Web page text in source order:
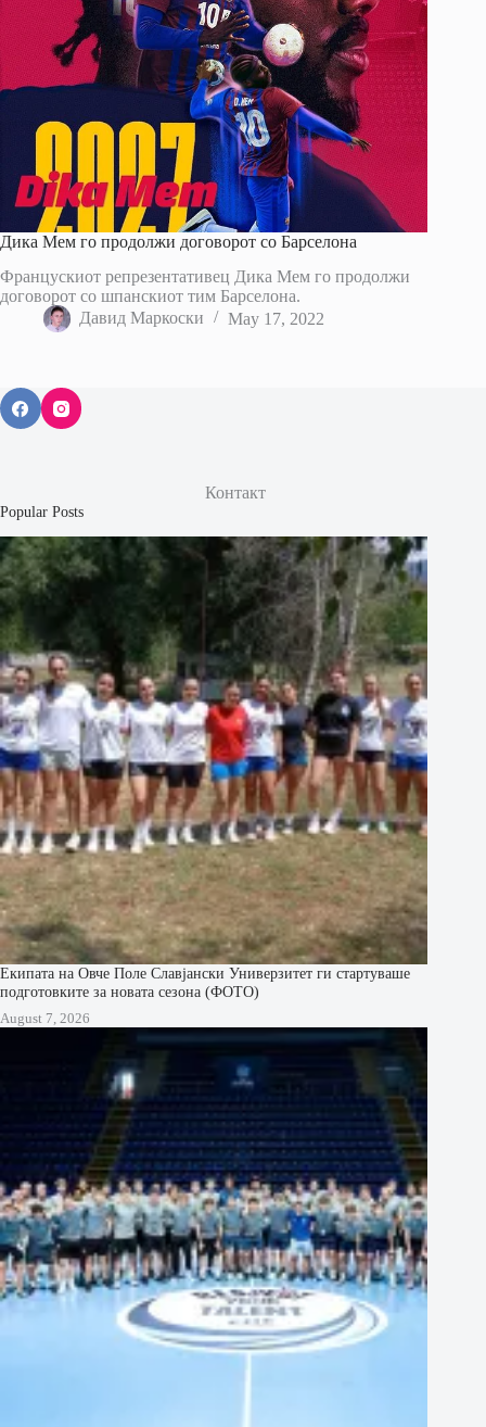
Дика Мем го продолжи договорот со Барселона
Францускиот репрезентативец Дика Мем го продолжи
договорот со шпанскиот тим Барселона.
Давид Маркоски
May 17, 2022
Контакт
Popular Posts
Екипата на Овче Поле Славјански Универзитет ги стартуваше
подготовките за новата сезона (ФОТО)
August 7, 2026